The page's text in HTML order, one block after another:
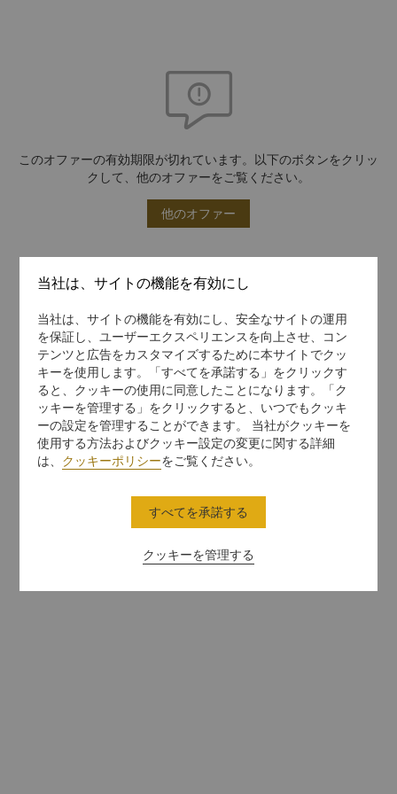
このオファーの有効期限が切れています。以下のボタンをクリッ
クして、他のオファーをご覧ください。
他のオファー
当社は、サイトの機能を有効にし
当社は、サイトの機能を有効にし、安全なサイトの運用
を保証し、ユーザーエクスペリエンスを向上させ、コン
テンツと広告をカスタマイズするために本サイトでクッ
キーを使用します。「すべてを承諾する」をクリックす
ると、クッキーの使用に同意したことになります。「ク
ッキーを管理する」をクリックすると、いつでもクッキ
ーの設定を管理することができます。 当社がクッキーを
使用する方法およびクッキー設定の変更に関する詳細
は、 クッキーポリシーをご覧ください。
クッキーを管理する
すべてを承諾する